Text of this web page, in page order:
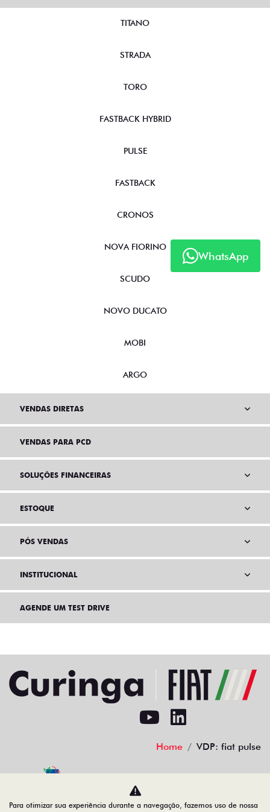
WhatsApp
TITANO
STRADA
TORO
FASTBACK HYBRID
PULSE
FASTBACK
CRONOS
NOVA FIORINO
SCUDO
NOVO DUCATO
MOBI
ARGO
VENDAS DIRETAS
VENDAS PARA PCD
SOLUÇÕES FINANCEIRAS
ESTOQUE
PÓS VENDAS
INSTITUCIONAL
AGENDE UM TEST DRIVE
Home VDP: fiat pulse
Para otimizar sua experiência durante a navegação, fazemos uso de nossa